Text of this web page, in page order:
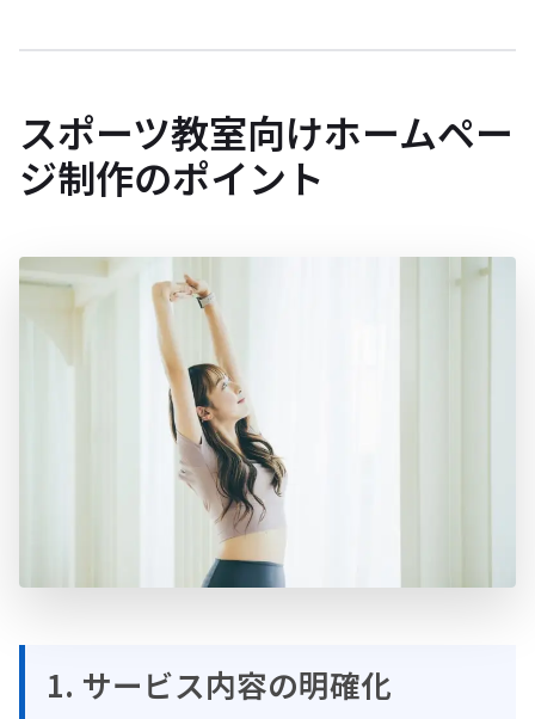
スポーツ教室向けホームペー
ジ制作のポイント
1. サービス内容の明確化